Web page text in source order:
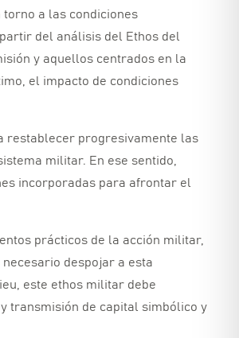
a las condiciones
del análisis del Ethos del
y aquellos centrados en la
el impacto de condiciones
restablecer progresivamente las
militar. En ese sentido,
incorporadas para afrontar el
prácticos de la acción militar,
necesario despojar a esta
este ethos militar debe
transmisión de capital simbólico y